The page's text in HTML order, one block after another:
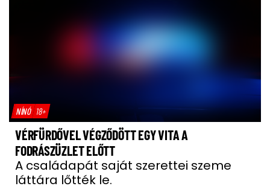
NÍNÓ 18+
VÉRFÜRDŐVEL VÉGZŐDÖTT EGY VITA A
FODRÁSZÜZLET ELŐTT
A családapát saját szerettei szeme
láttára lőtték le.